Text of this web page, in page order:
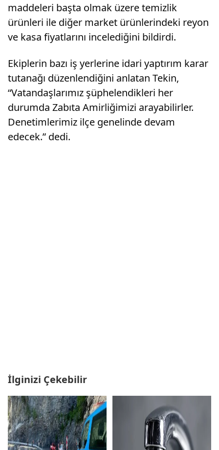
maddeleri başta olmak üzere temizlik
ürünleri ile diğer market ürünlerindeki reyon
ve kasa fiyatlarını incelediğini bildirdi.
Ekiplerin bazı iş yerlerine idari yaptırım karar
tutanağı düzenlendiğini anlatan Tekin,
“Vatandaşlarımız şüphelendikleri her
durumda Zabıta Amirliğimizi arayabilirler.
Denetimlerimiz ilçe genelinde devam
edecek.” dedi.
İlginizi Çekebilir